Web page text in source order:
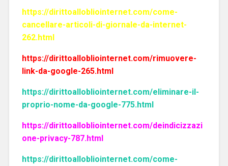
https://dirittoallobliointernet.com/come-
cancellare-articoli-di-giornale-da-internet-
262.html
https://dirittoallobliointernet.com/rimuovere-
link-da-google-265.html
https://dirittoallobliointernet.com/eliminare-il-
proprio-nome-da-google-775.html
https://dirittoallobliointernet.com/deindicizzazi
one-privacy-787.html
https://dirittoallobliointernet.com/come-